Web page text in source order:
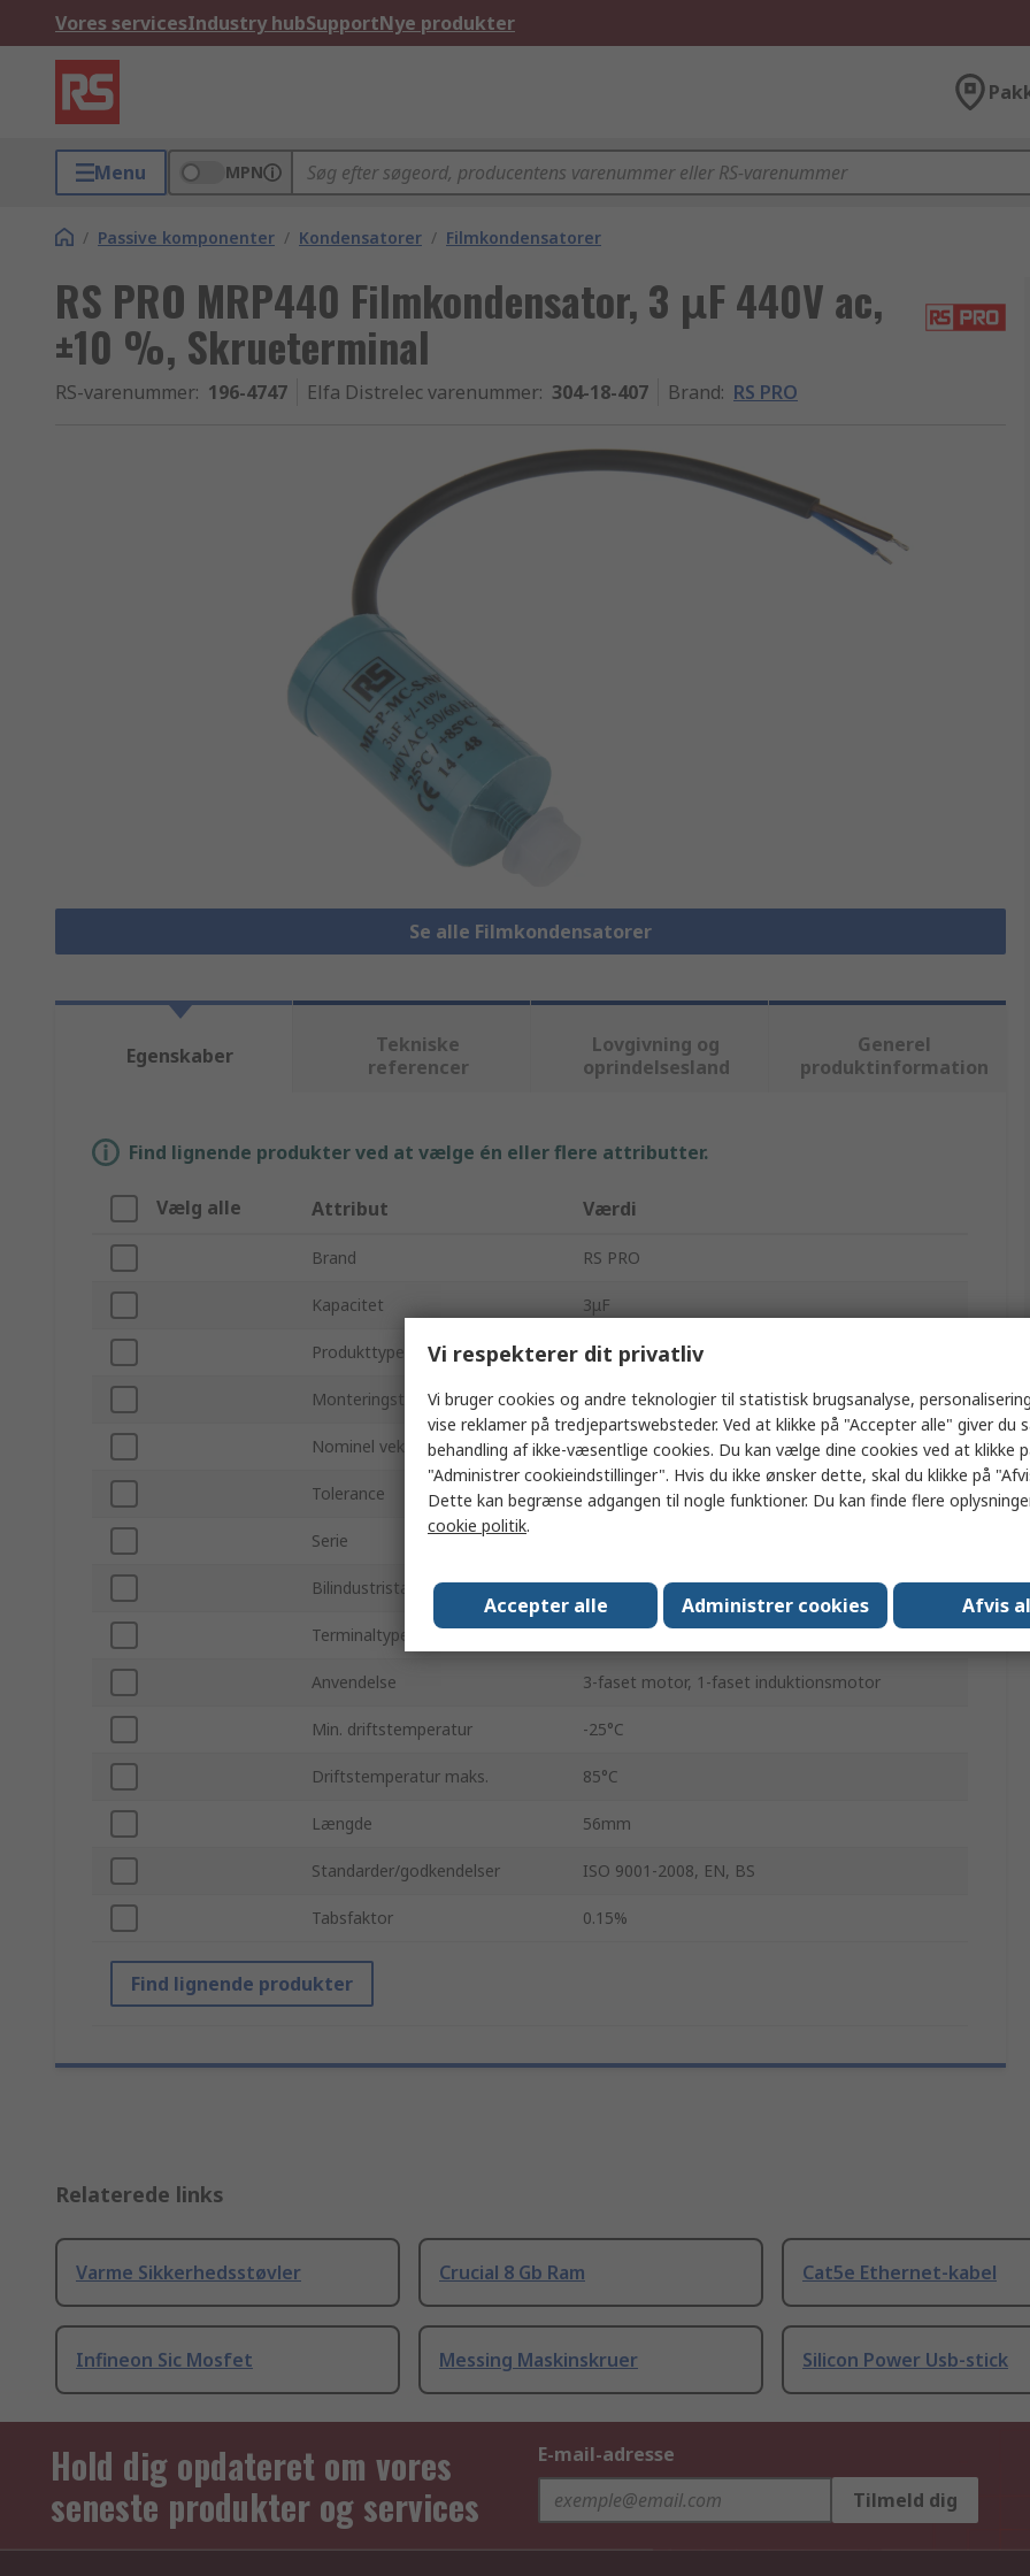
Vores servicesIndustry hubSupportNye produkter
Menu MPN
/ Passive komponenter / Kondensatorer / Filmkondensatorer
RS PRO MRP440 Filmkondensator, 3 μF 440V ac,
±10 %, Skrueterminal
RS-varenummer: 196-4747 Elfa Distrelec varenummer: 304-18-407 Brand: RS PRO
Se alle Filmkondensatorer
Egenskaber
Tekniske
referencer
Lovgivning og
oprindelsesland
Generel
produktinformation
Find lignende produkter ved at vælge én eller flere attributter.
Vælg alle Attribut Værdi
Brand RS PRO
Kapacitet 3μF
Produkttype Filmkondensator
Monteringstype Skrueterminal
Nominel vekselspænding 440V ac
Tolerance ±10 %
Serie
Bilindustristandarder Nej
Terminaltype Tilledning
Anvendelse 3-faset motor, 1-faset induktionsmotor
Min. driftstemperatur -25°C
Driftstemperatur maks. 85°C
Længde 56mm
Standarder/godkendelser ISO 9001-2008, EN, BS
Tabsfaktor 0.15%
Find lignende produkter
Relaterede links
Varme Sikkerhedsstøvler Crucial 8 Gb Ram Cat5e Ethernet-kabel
Infineon Sic Mosfet Messing Maskinskruer Silicon Power Usb-stick
Hold dig opdateret om vores
seneste produkter og services
E-mail-adresse
Tilmeld dig
Vi respekterer dit privatliv
Vi bruger cookies og andre teknologier til statistisk brugsanalyse,
vise reklamer på tredjepartswebsteder. Ved at klikke på "Accepter alle" giver du
behandling af ikke-væsentlige cookies. Du kan vælge dine cookies ved at klikke
"Administrer cookieindstillinger". Hvis du ikke ønsker dette, skal du klikke på
Dette kan begrænse adgangen til nogle funktioner. Du kan finde flere
cookie politik.
Accepter alle Administrer cookies Afvis